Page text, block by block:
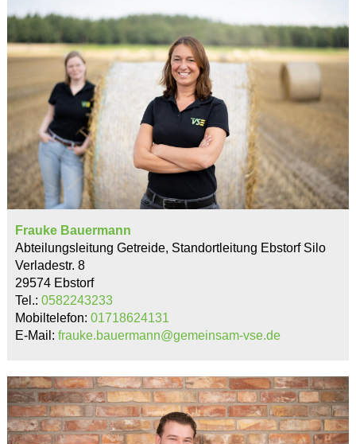
Frauke Bauermann
Abteilungsleitung Getreide, Standortleitung Ebstorf Silo
Verladestr. 8
29574 Ebstorf
Tel.: 0582243233
Mobiltelefon: 01718624131
E-Mail: frauke.bauermann@gemeinsam-vse.de